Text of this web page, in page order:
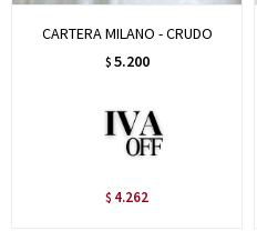
CARTERA MILANO - CRUDO
$ 5.200
$ 4.262